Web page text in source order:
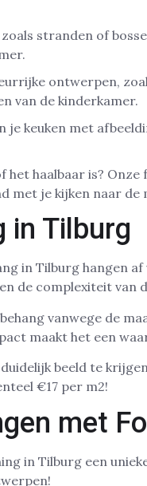
stranden of
ontwerpen,
van de kinderkamer.
je keuken met
haalbaar is?
met je kijken naar de
in Tilburg
in Tilburg hangen
de complexiteit van
vanwege de
maakt het een
beeld te
€17 per m2!
met
in Tilburg een